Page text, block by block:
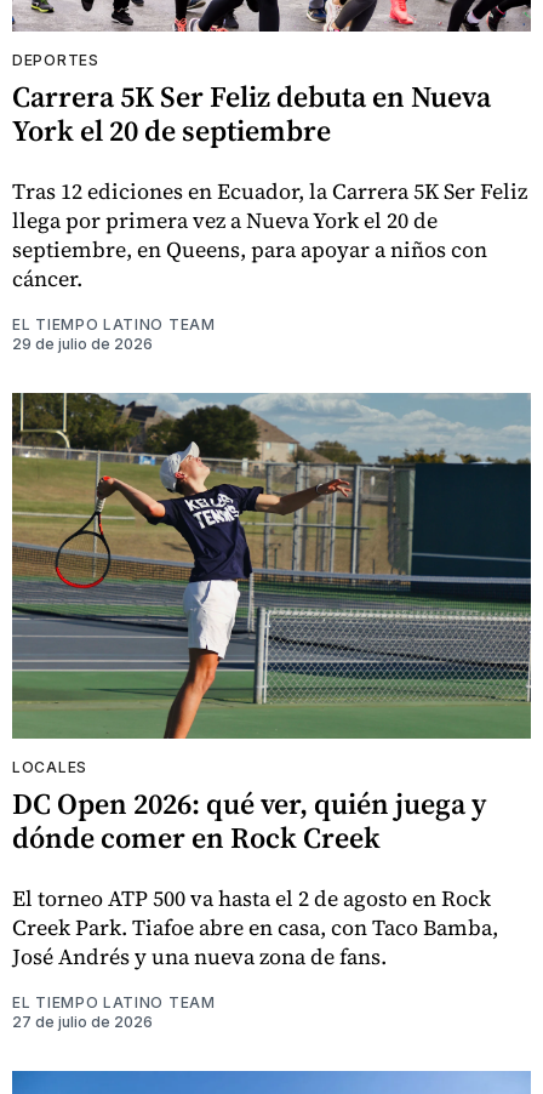
DEPORTES
Carrera 5K Ser Feliz debuta en Nueva
York el 20 de septiembre
Tras 12 ediciones en Ecuador, la Carrera 5K Ser Feliz
llega por primera vez a Nueva York el 20 de
septiembre, en Queens, para apoyar a niños con
cáncer.
EL TIEMPO LATINO TEAM
29 de julio de 2026
LOCALES
DC Open 2026: qué ver, quién juega y
dónde comer en Rock Creek
El torneo ATP 500 va hasta el 2 de agosto en Rock
Creek Park. Tiafoe abre en casa, con Taco Bamba,
José Andrés y una nueva zona de fans.
EL TIEMPO LATINO TEAM
27 de julio de 2026